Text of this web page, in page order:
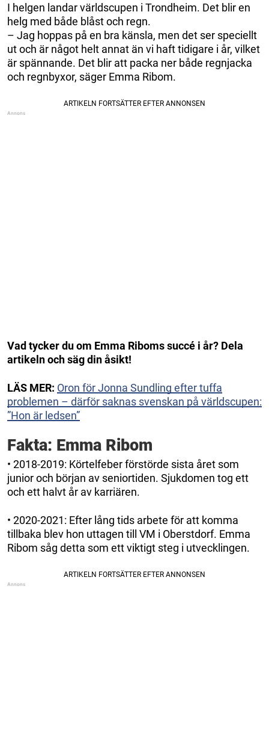
I helgen landar världscupen i Trondheim. Det blir en
helg med både blåst och regn.
– Jag hoppas på en bra känsla, men det ser speciellt
ut och är något helt annat än vi haft tidigare i år, vilket
är spännande. Det blir att packa ner både regnjacka
och regnbyxor, säger Emma Ribom.
Vad tycker du om Emma Riboms succé i år? Dela
artikeln och säg din åsikt!
LÄS MER: Oron för Jonna Sundling efter tuffa
problemen – därför saknas svenskan på världscupen:
”Hon är ledsen”
Fakta: Emma Ribom
• 2018-2019: Körtelfeber förstörde sista året som
junior och början av seniortiden. Sjukdomen tog ett
och ett halvt år av karriären.
• 2020-2021: Efter lång tids arbete för att komma
tillbaka blev hon uttagen till VM i Oberstdorf. Emma
Ribom såg detta som ett viktigt steg i utvecklingen.